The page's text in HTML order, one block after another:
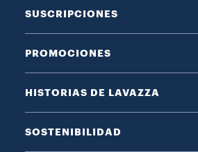
SUSCRIPCIONES
PROMOCIONES
HISTORIAS DE LAVAZZA
SOSTENIBILIDAD